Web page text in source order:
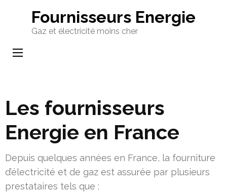
contenu
(Pressez
Fournisseurs Energie
Gaz et électricité moins cher
Les fournisseurs
Energie en France
Depuis quelques années en France, la fourniture
d’électricité et de gaz est assurée par plusieurs
prestataires tels que :